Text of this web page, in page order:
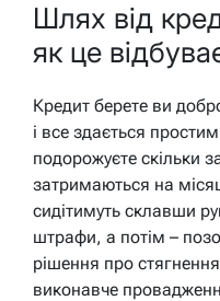
Шлях від
як це
Кредит берете ви
і все здається
подорожуєте скільки
затримаються на
сидітимуть склавши
штрафи, а потім –
рішення про
виконавче